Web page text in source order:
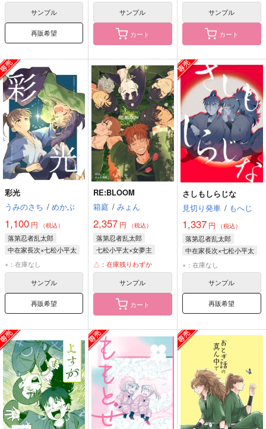
サンプル
再販希望
サンプル
カート
サンプル
カート
彩光
うみのさち / めかぶ
1,100 円 （税込）
落第忍者乱太郎
中在家長次×七松小平太
中在家長次
七松小平太
×：在庫なし
サンプル
再販希望
RE:BLOOM
箱庭 / みょん
2,357 円 （税込）
落第忍者乱太郎
七松小平太×女夢主
七松小平太
雑渡昆奈門
△：在庫残りわずか
サンプル
カート
さしもしらじな
見切り発車 / もへじ
1,337円 （税込）
落第忍者乱太郎
中在家長次×七松小平太
七松小平太
中在家長次
×：在庫なし
サンプル
再販希望